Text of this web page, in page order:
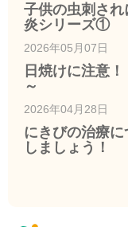
子供の虫刺さ
炎シリーズ①
2026年05月07日
日焼けに注意
～
2026年04月28日
にきびの治療
しましょう！